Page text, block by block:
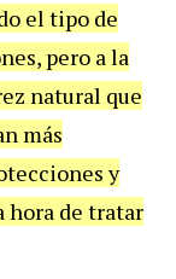
el tipo de
pero a la
natural que
más
y
hora de tratar